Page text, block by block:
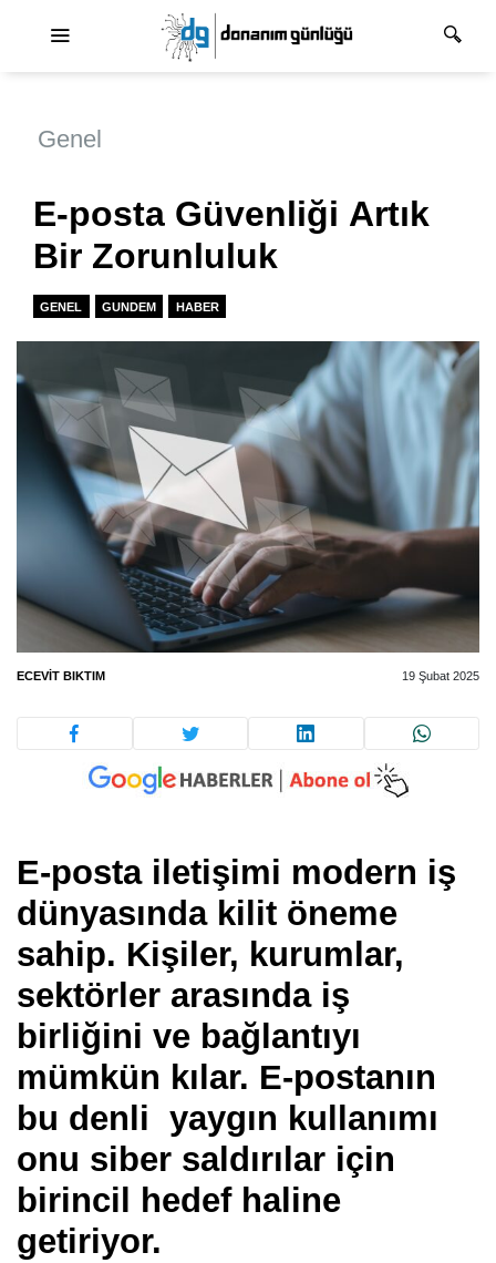
Genel
E-posta Güvenliği Artık
Bir Zorunluluk
GENEL GUNDEM HABER
ECEVIT BIKTIM 19 Şubat 2025
E-posta iletişimi modern iş
dünyasında kilit öneme
sahip. Kişiler, kurumlar,
sektörler arasında iş
birliğini ve bağlantıyı
mümkün kılar. E-postanın
bu denli yaygın kullanımı
onu siber saldırılar için
birincil hedef haline
getiriyor.